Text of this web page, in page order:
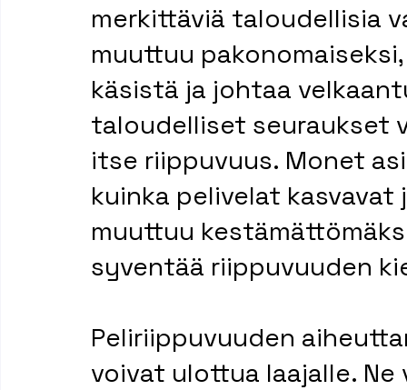
merkittäviä taloudellisia
muuttuu
käsistä ja johtaa
taloudelliset seuraukset
itse riippuvuus. Monet
kuinka pelivelat
muuttuu
syventää riippuvuuden
Peliriippuvuuden
voivat ulottua laajalle.